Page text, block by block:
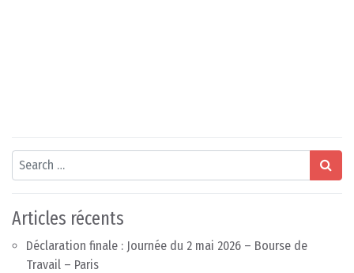
Search
Articles récents
Déclaration finale : Journée du 2 mai 2026 – Bourse de
Travail – Paris